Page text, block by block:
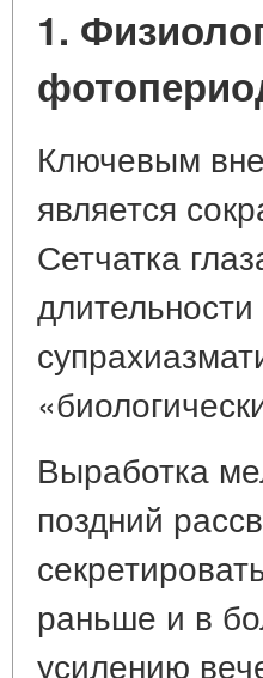
1.
Ключевым
является
Сетчатка
Выработка
поздний
раньше и в
усилению